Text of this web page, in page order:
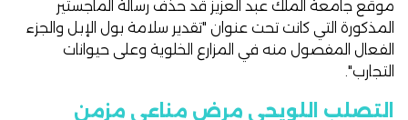
موقع جامعة الملك عبد العزيز قد حذف رسالة الماجستير
المذكورة التي كانت تحت عنوان "تقدير سلامة بول الإبل والجزء
الفعال المفصول منه في المزارع الخلوية وعلى حيوانات
التجارب".
التصلب اللويحي مرض مناعي مزمن